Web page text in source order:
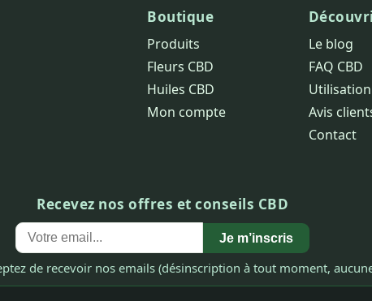
Boutique
Produits
Fleurs CBD
Huiles CBD
Mon compte
Le blog
FAQ CBD
Utilisation
Avis
Contact
Recevez nos offres et conseils CBD
Je m’inscris
de recevoir nos emails (désinscription à tout moment,